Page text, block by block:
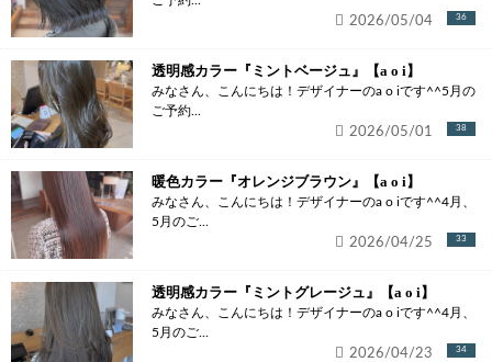
36
2026/05/04
透明感カラー『ミントベージュ』【a o i】
みなさん、こんにちは！デザイナーのa o iです^^5月の
ご予約...
38
2026/05/01
暖色カラー『オレンジブラウン』【a o i】
みなさん、こんにちは！デザイナーのa o iです^^4月、
5月のご...
33
2026/04/25
透明感カラー『ミントグレージュ』【a o i】
みなさん、こんにちは！デザイナーのa o iです^^4月、
5月のご...
34
2026/04/23